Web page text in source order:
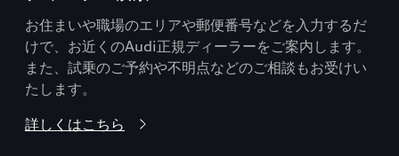
お住まいや職場のエリアや郵便番号などを入力するだ
けで、お近くのAudi正規ディーラーをご案内します。
また、試乗のご予約や不明点などのご相談もお受けい
たします。
詳しくはこちら